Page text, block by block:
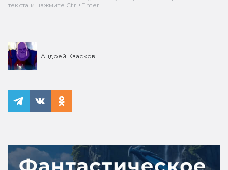
текста и нажмите Ctrl+Enter.
Андрей Квасков